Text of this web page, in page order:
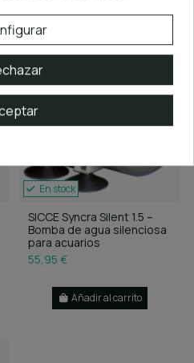
En stock
SICCE Syncra Silent 1.5 –
Bomba de agua silenciosa
para acuarios
55,95 €
Añadir al carrito